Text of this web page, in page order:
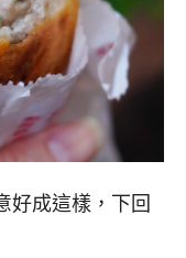
好成這樣，下回